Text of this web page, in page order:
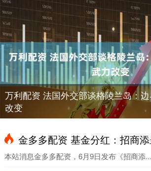
万利配资 法国外交部谈格陵兰岛：
改变
金多多配资 基金分红：招商添呈1年定开债发起式基
本站消息金多多配资，6月9日发布《招商添